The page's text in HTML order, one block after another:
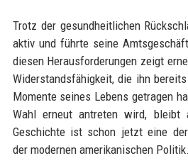
Trotz der gesundheitlichen
aktiv und führte seine
diesen Herausforderungen zeigt
Widerstandsfähigkeit, die ihn
Momente seines Lebens getragen
Wahl erneut antreten wird, bleibt
Geschichte ist schon jetzt eine
der modernen amerikanischen Politik.